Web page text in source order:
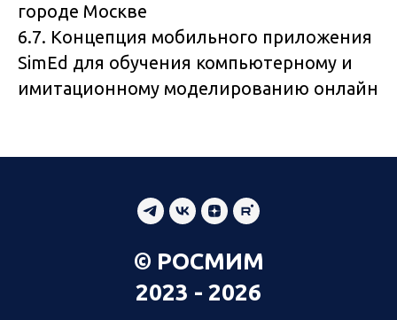
городе Москве
6.7. Концепция мобильного приложения
SimEd для обучения компьютерному и
имитационному моделированию онлайн
© РОСМИМ
2023 - 2026